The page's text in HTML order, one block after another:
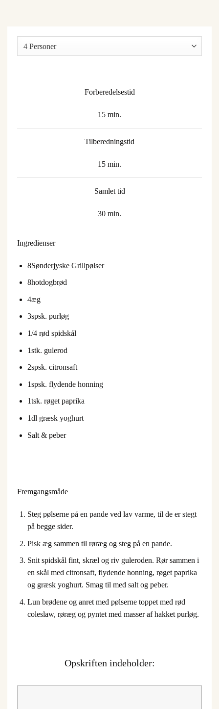
Forberedelsestid
15 min.
Tilberedningstid
15 min.
Samlet tid
30 min.
Ingredienser
8Sønderjyske Grillpølser
8hotdogbrød
4æg
3spsk. purløg
1/4 rød spidskål
1stk. gulerod
2spsk. citronsaft
1spsk. flydende honning
1tsk. røget paprika
1dl græsk yoghurt
Salt & peber
Fremgangsmåde
Steg pølserne på en pande ved lav varme, til de er stegt
på begge sider.
Pisk æg sammen til røræg og steg på en pande.
Snit spidskål fint, skræl og riv guleroden. Rør sammen i
en skål med citronsaft, flydende honning, røget paprika
og græsk yoghurt. Smag til med salt og peber.
Lun brødene og anret med pølserne toppet med rød
coleslaw, røræg og pyntet med masser af hakket purløg.
Opskriften indeholder: